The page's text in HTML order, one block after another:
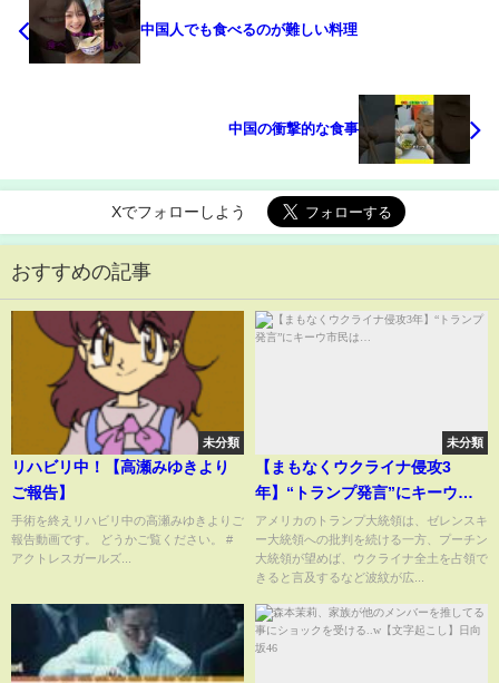
中国人でも食べるのが難しい料理
中国の衝撃的な食事
Xでフォローしよう
おすすめの記事
未分類
リハビリ中！【高瀬みゆきより
ご報告】
手術を終えリハビリ中の高瀬みゆきよりご
報告動画です。 どうかご覧ください。 #
アクトレスガールズ...
未分類
【まもなくウクライナ侵攻3
年】“トランプ発言”にキーウ市
民は…
アメリカのトランプ大統領は、ゼレンスキ
ー大統領への批判を続ける一方、プーチン
大統領が望めば、ウクライナ全土を占領で
きると言及するなど波紋が広...